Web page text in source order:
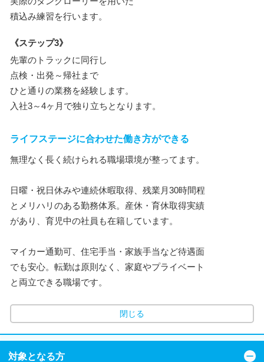
積込み練習を行います。
《ステップ3》
先輩のトラックに同行し
点検・出発～帰社まで
ひと通りの業務を経験します。
入社3～4ヶ月で独り立ちとなります。
ライフステージに合わせた働き方ができる
無理なく長く続けられる職場環境が整ってます。
日曜・祝日休みや連続休暇取得、残業月30時間程
とメリハリのある勤務体系。産休・育休取得実績
があり、育児中の社員も在籍しています。
マイカー通勤可、住宅手当・家族手当など待遇面
でも安心。転勤は原則なく、家庭やプライベート
と両立できる職場です。
閉じる
対象となる方